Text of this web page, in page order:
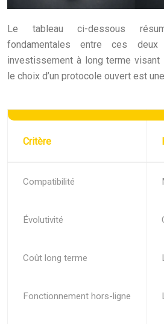
Le tableau ci-dessous
fondamentales entre ces
investissement à long terme visant
le choix d’un protocole ouvert est
Critère
Compatibilité
Évolutivité
Coût long terme
Fonctionnement hors-ligne